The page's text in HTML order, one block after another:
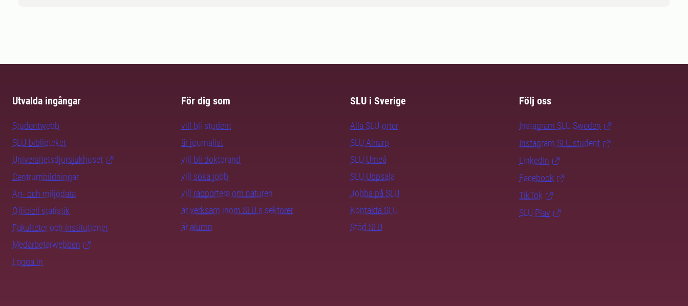
Utvalda ingångar
Studentwebb
SLU-biblioteket
Universitetsdjursjukhuset
Centrumbildningar
Art- och miljödata
Officiell statistik
Fakulteter och institutioner
Medarbetarwebben
Logga in
För dig som
vill bli student
är journalist
vill bli doktorand
vill söka jobb
vill rapportera om naturen
är verksam inom SLU:s sektorer
är alumn
SLU i Sverige
Alla SLU-orter
SLU Alnarp
SLU Umeå
SLU Uppsala
Jobba på SLU
Kontakta SLU
Stöd SLU
Följ oss
Instagram SLU.Sweden
Instagram SLU.student
LinkedIn
Facebook
TikTok
SLU Play